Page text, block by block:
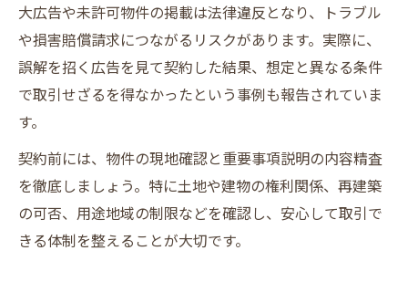
大広告や未許可物件の掲載は法律違反となり、トラブル
や損害賠償請求につながるリスクがあります。実際に、
誤解を招く広告を見て契約した結果、想定と異なる条件
で取引せざるを得なかったという事例も報告されていま
す。
契約前には、物件の現地確認と重要事項説明の内容精査
を徹底しましょう。特に土地や建物の権利関係、再建築
の可否、用途地域の制限などを確認し、安心して取引で
きる体制を整えることが大切です。